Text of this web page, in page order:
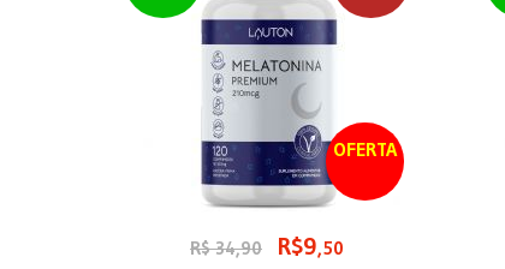
OFERTA
R$ 34,90 R$9,50